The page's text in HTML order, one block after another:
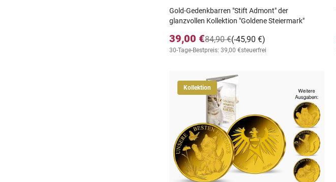
Gold-Gedenkbarren "Stift Admont" der
glanzvollen Kollektion "Goldene Steiermark"
39,00 € (-45,90 €)
84,90 €
30-Tage-Bestpreis: 39,00 €steuerfrei
Kollektion